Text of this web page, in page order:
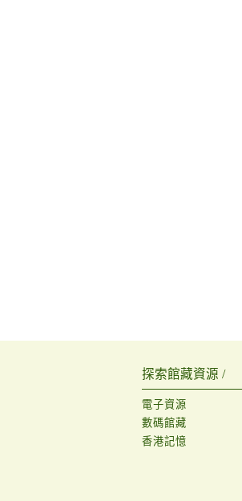
探索館藏資源 /
電子資源
數碼館藏
香港記憶